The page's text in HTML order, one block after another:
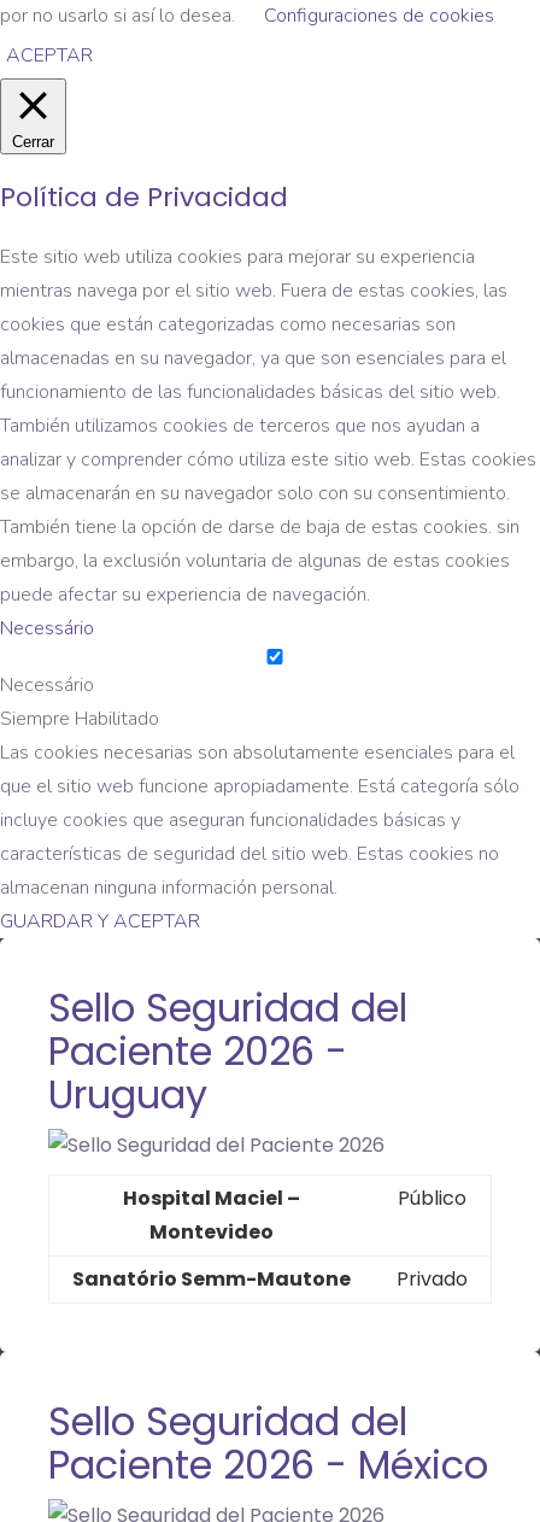
por no usarlo si así lo desea.
Configuraciones de cookies
ACEPTAR
Cerrar
Política de Privacidad
Este sitio web utiliza cookies para mejorar su experiencia
mientras navega por el sitio web. Fuera de estas cookies, las
cookies que están categorizadas como necesarias son
almacenadas en su navegador, ya que son esenciales para el
funcionamiento de las funcionalidades básicas del sitio web.
También utilizamos cookies de terceros que nos ayudan a
analizar y comprender cómo utiliza este sitio web. Estas cookies
se almacenarán en su navegador solo con su consentimiento.
También tiene la opción de darse de baja de estas cookies. sin
embargo, la exclusión voluntaria de algunas de estas cookies
puede afectar su experiencia de navegación.
Necessário
Necessário
Siempre Habilitado
Las cookies necesarias son absolutamente esenciales para el
que el sitio web funcione apropiadamente. Está categoría sólo
incluye cookies que aseguran funcionalidades básicas y
características de seguridad del sitio web. Estas cookies no
almacenan ninguna información personal.
GUARDAR Y ACEPTAR
Sello Seguridad del
Paciente 2026 -
Uruguay
Hospital Maciel –
Montevideo
Público
Sanatório Semm-Mautone Privado
Sello Seguridad del
Paciente 2026 - México